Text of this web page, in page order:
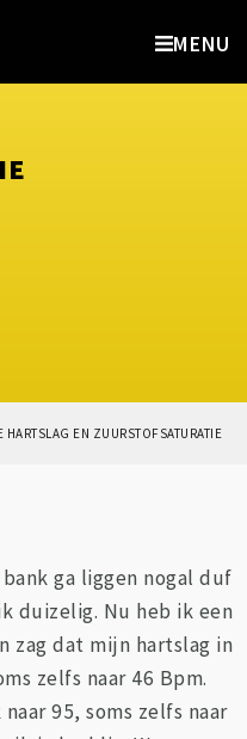
MENU
HARTSLAG EN ZUURSTOFSATURATIE
ga liggen nogal duf
duizelig. Nu heb ik een
zag dat mijn hartslag in
zelfs naar 46 Bpm.
95, soms zelfs naar